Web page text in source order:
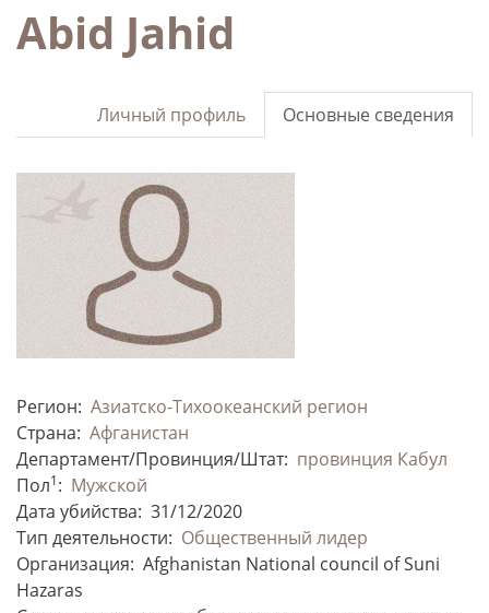
Abid Jahid
Основные сведения
Личный профиль
Регион: Азиатско-Тихоокеанский регион
Страна: Афганистан
Департамент/Провинция/Штат: провинция Кабул
Пол1: Мужской
Дата убийства: 31/12/2020
Тип деятельности: Общественный лидер
Организация: Afghanistan National council of Suni
Hazaras